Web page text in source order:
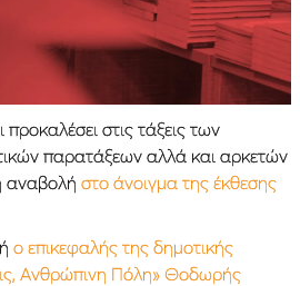
προκαλέσει στις τάξεις των
παρατάξεων αλλά και αρκετών
αναβολή στο άνοιγμα της έκθεσης
ο επικεφαλής της δημοτικής
Ανθρώπινη Πόλη» Θοδωρής